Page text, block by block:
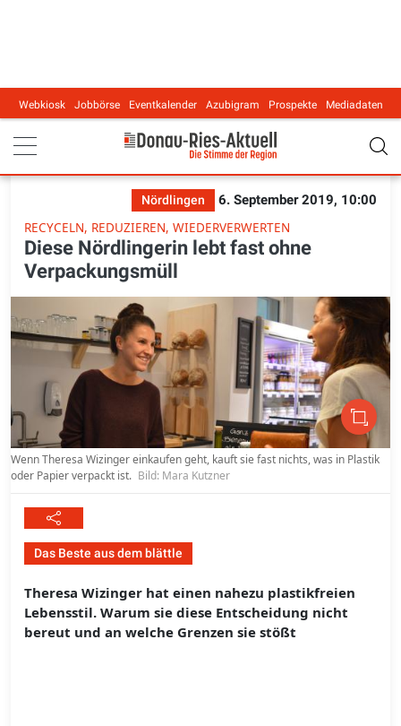
Main navigation
Webkiosk Jobbörse Eventkalender Azubigram Prospekte Mediadaten
Nördlingen
6. September 2019, 10:00
RECYCELN, REDUZIEREN, WIEDERVERWERTEN
Diese Nördlingerin lebt fast ohne
Verpackungsmüll
Wenn Theresa Wizinger einkaufen geht, kauft sie fast nichts, was in Plastik
oder Papier verpackt ist. Bild: Mara Kutzner
Das Beste aus dem blättle
Theresa Wizinger hat einen nahezu plastikfreien
Lebensstil. Warum sie diese Entscheidung nicht
bereut und an welche Grenzen sie stößt